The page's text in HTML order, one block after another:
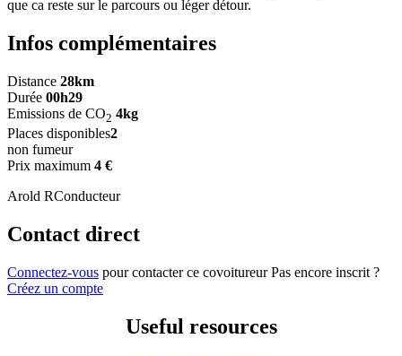
que ca reste sur le parcours ou léger détour.
Infos complémentaires
Distance 28km
Durée 00h29
Emissions de CO2 4kg
Places disponibles2
non fumeur
Prix maximum 4 €
Arold RConducteur
Contact direct
Connectez-vous pour contacter ce covoitureurPas encore inscrit ?
Créez un compte
Useful resources